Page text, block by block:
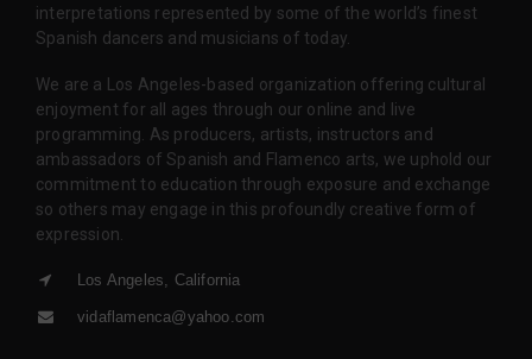
interpretations represented by some of the world’s finest
Spanish dancers and musicians of today.
We are a Los Angeles-based organization offering cultural
enjoyment for all ages through our online and live
programming. As producers, artists, instructors and
ambassadors of Spanish and Flamenco arts, we uphold our
commitment to education through exposure and exchange
so others may engage in this profoundly creative form of
expression.
Los Angeles, California
vidaflamenca@yahoo.com